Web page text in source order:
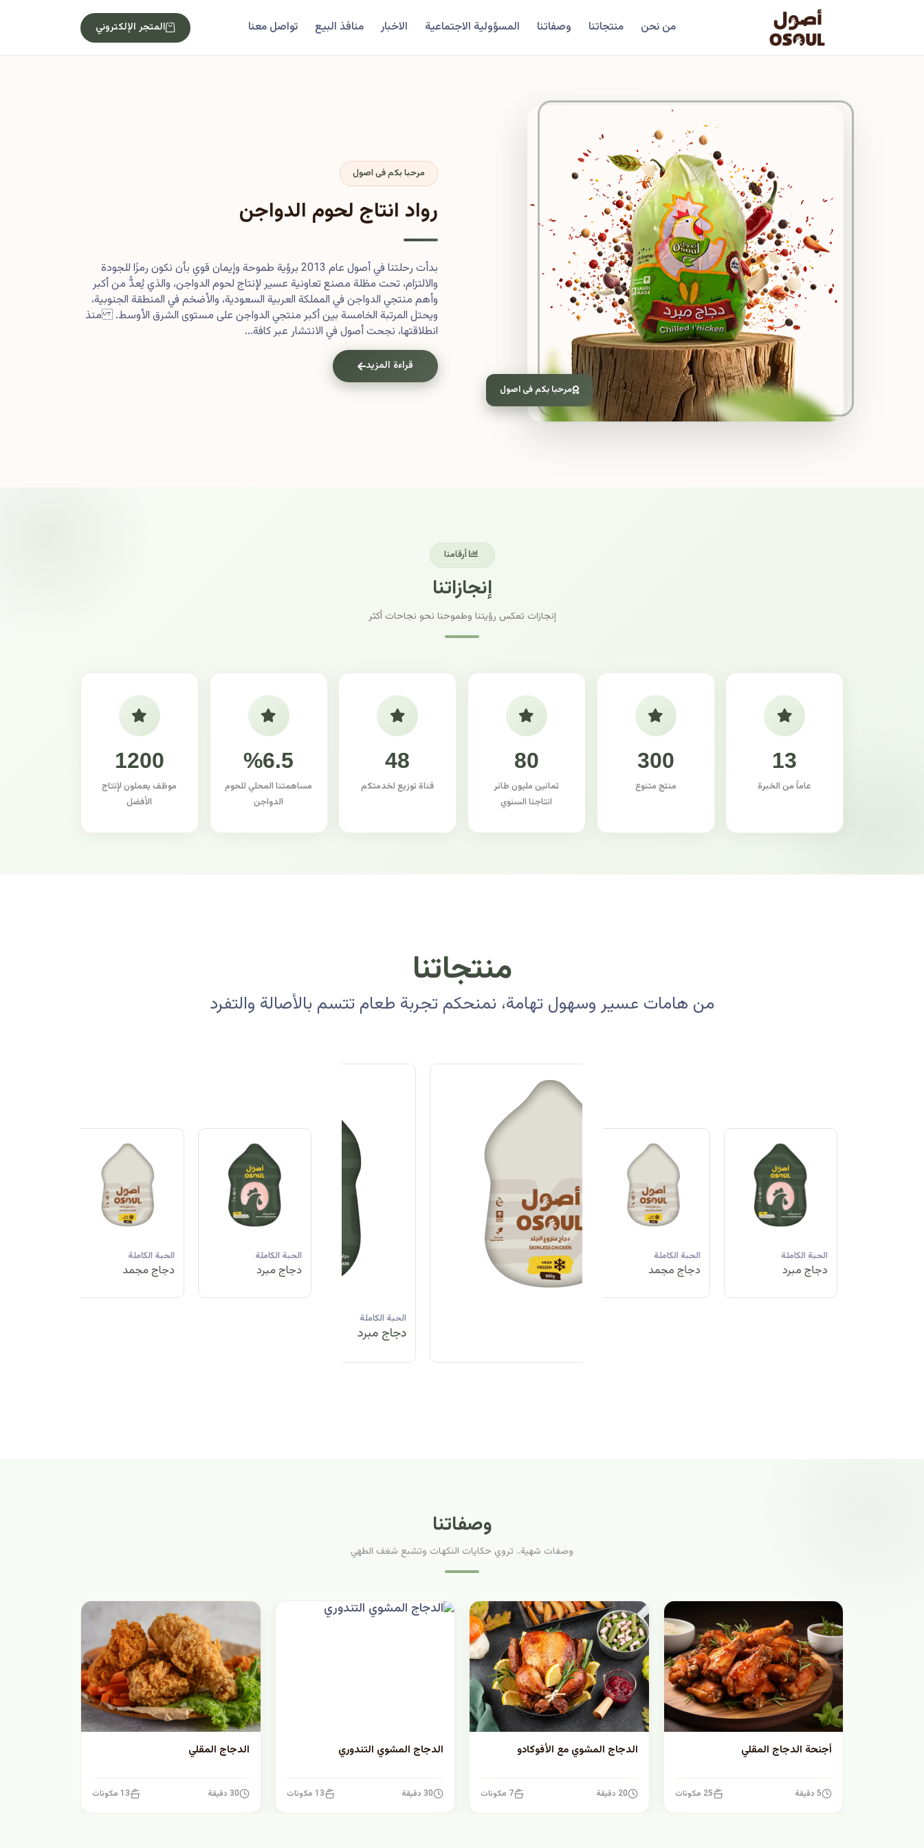
من نحن منتجاتنا وصفاتنا المسؤولية الاجتماعية الاخبار منافذ البيع تواصل معنا المتجر الإلكتروني
مرحبا بكم فى اصول
مرحبا بكم فى اصول
رواد انتاج لحوم الدواجن
بدأت رحلتنا في أصول عام 2013 برؤية طموحة وإيمان قوي بأن نكون رمزًا للجودة
والالتزام، تحت مظلة مصنع تعاونية عسير لإنتاج لحوم الدواجن، والذي يُعدُّ من أكبر
وأهم منتجي الدواجن في المملكة العربية السعودية، والأضخم في المنطقة الجنوبية،
ويحتل المرتبة الخامسة بين أكبر منتجي الدواجن على مستوى الشرق الأوسط. منذ
انطلاقتها، نجحت أصول في الانتشار عبر كافة...
قراءة المزيد
أرقامنا
إنجازاتنا
إنجازات تعكس رؤيتنا وطموحنا نحو نجاحات أكثر
13
عاماً من الخبرة
300
منتج متنوع
80
ثمانين مليون طائر
انتاجنا السنوي
48
قناة توزيع لخدمتكم
%6.5
مساهمتنا المحلي للحوم
الدواجن
1200
موظف يعملون لإنتاج
الأفضل
منتجاتنا
من هامات عسير وسهول تهامة، نمنحكم تجربة طعام تتسم بالأصالة والتفرد
الحبة الكاملة
دجاج مبرد
الحبة الكاملة
دجاج مجمد
الحبة الكاملة
دجاج مبرد
الحبة الكاملة
دجاج مجمد
الحبة الكاملة
دجاج مبرد
الحبة الكاملة
دجاج مبرد
الحبة الكاملة
دجاج مجمد
وصفاتنا
وصفات شهية.. تروي حكايات النكهات وتشبع شغف الطهي
أجنحة الدجاج المقلي
5 دقيقة 25 مكونات
الدجاج المشوي مع الأفوكادو
20 دقيقة 7 مكونات
الدجاج المشوي التندوري
30 دقيقة 13 مكونات
الدجاج المقلي
30 دقيقة 13 مكونات